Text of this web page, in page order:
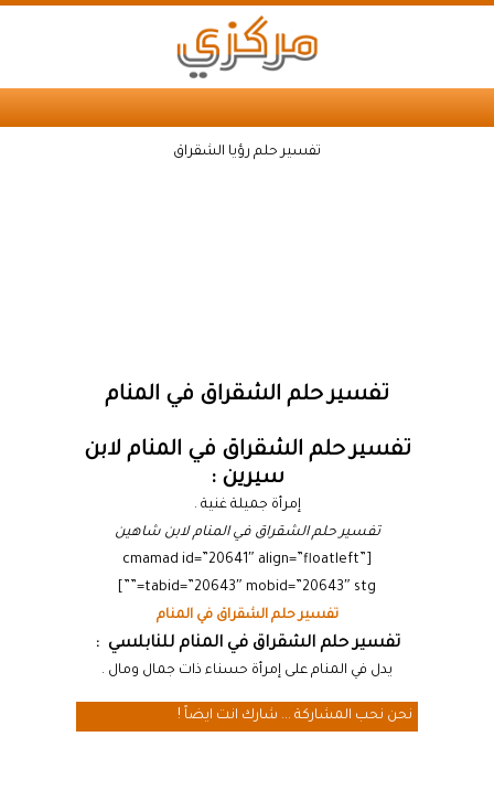
تفسير حلم رؤيا الشقراق
تفسير حلم الشقراق في المنام
تفسير حلم الشقراق في المنام لابن
سيرين :
إمرأة جميلة غنية .
تفسير حلم الشقراق في المنام لابن شاهين
[cmamad id=”20641″ align=”floatleft”
tabid=”20643″ mobid=”20643″ stg=””]
تفسير حلم الشقراق في المنام
تفسير حلم الشقراق في المنام للنابلسي :
يدل في المنام على إمرأة حسناء ذات جمال ومال .
نحن نحب المشاركة ... شارك انت ايضاً !